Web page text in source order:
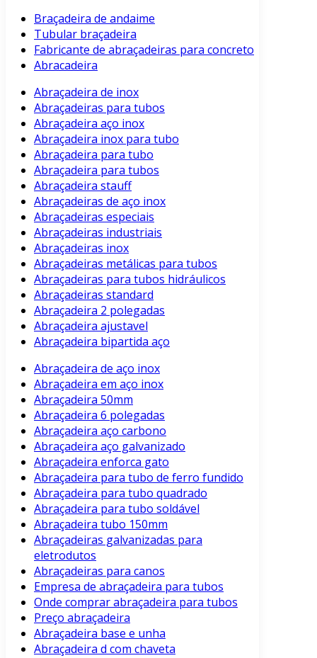
Braçadeira de andaime
Tubular braçadeira
Fabricante de abraçadeiras para concreto
Abracadeira
Abraçadeira de inox
Abraçadeiras para tubos
Abraçadeira aço inox
Abraçadeira inox para tubo
Abraçadeira para tubo
Abraçadeira para tubos
Abraçadeira stauff
Abraçadeiras de aço inox
Abraçadeiras especiais
Abraçadeiras industriais
Abraçadeiras inox
Abraçadeiras metálicas para tubos
Abraçadeiras para tubos hidráulicos
Abraçadeiras standard
Abraçadeira 2 polegadas
Abraçadeira ajustavel
Abraçadeira bipartida aço
Abraçadeira de aço inox
Abraçadeira em aço inox
Abraçadeira 50mm
Abraçadeira 6 polegadas
Abraçadeira aço carbono
Abraçadeira aço galvanizado
Abraçadeira enforca gato
Abraçadeira para tubo de ferro fundido
Abraçadeira para tubo quadrado
Abraçadeira para tubo soldável
Abraçadeira tubo 150mm
Abraçadeiras galvanizadas para
eletrodutos
Abraçadeiras para canos
Empresa de abraçadeira para tubos
Onde comprar abraçadeira para tubos
Preço abraçadeira
Abraçadeira base e unha
Abraçadeira d com chaveta